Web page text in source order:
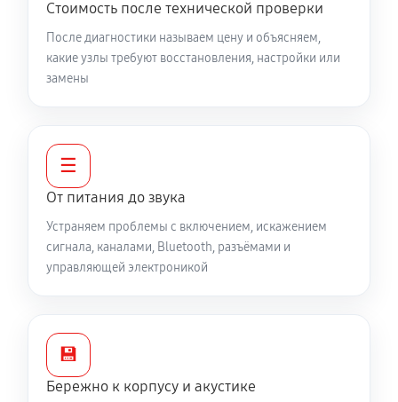
Стоимость после технической проверки
После диагностики называем цену и объясняем,
какие узлы требуют восстановления, настройки или
замены
☰
От питания до звука
Устраняем проблемы с включением, искажением
сигнала, каналами, Bluetooth, разъёмами и
управляющей электроникой
💾
Бережно к корпусу и акустике